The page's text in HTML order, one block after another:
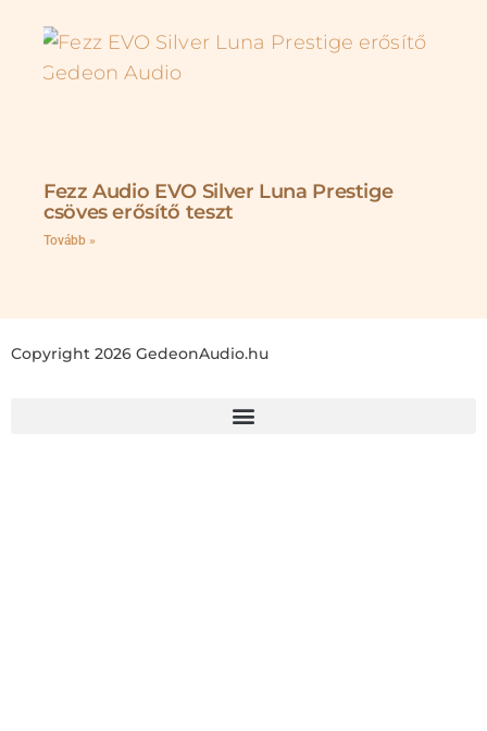
Fezz Audio EVO Silver Luna Prestige
csöves erősítő teszt
Tovább »
Copyright 2026 GedeonAudio.hu